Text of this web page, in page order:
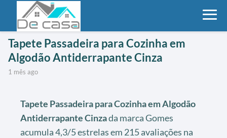
Tapete Passadeira para Cozinha em
Algodão Antiderrapante Cinza
1 mês ago
Tapete Passadeira para Cozinha em Algodão
Antiderrapante Cinzada marca Gomes
acumula 4,3/5 estrelas em 215 avaliações na